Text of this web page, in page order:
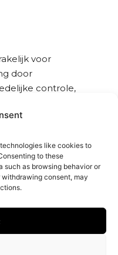
like cookies to
to these
such as browsing behavior or
consent, may
voor
door
controle,
storingen.
&
Nederlands recht
aan de
tenzij